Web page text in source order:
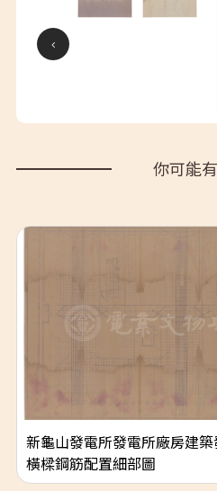
你可能
新龜山發電所發電所廠房建
橫樑鋼筋配置細部圖